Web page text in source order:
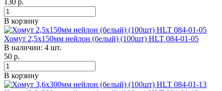
В корзину
Хомут 2,5х150мм нейлон (белый) (100шт) HLT 084-01-05
В наличии: 4 шт.
50 р.
В корзину